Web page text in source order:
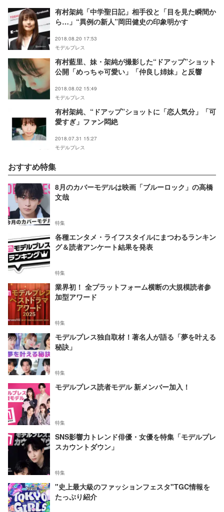
有村架純「中学聖日記」相手役と「目を見た瞬間か
ら…」“異例の新人”岡田健史の印象明かす
2018.08.20 17:53
モデルプレス
有村藍里、妹・架純が撮影した“ドアップ”ショット
公開「めっちゃ可愛い」「仲良し姉妹」と反響
2018.08.02 15:49
モデルプレス
有村架純、“ドアップ”ショットに「恋人気分」「可
愛すぎ」ファン悶絶
2018.07.31 15:27
モデルプレス
おすすめ特集
8月のカバーモデルは映画「ブルーロック」の高橋
文哉
特集
各種エンタメ・ライフスタイルにまつわるランキン
グ＆読者アンケート結果を発表
特集
業界初！ 全プラットフォーム横断の大規模読者参
加型アワード
特集
モデルプレス独自取材！著名人が語る「夢を叶える
秘訣」
特集
モデルプレス読者モデル 新メンバー加入！
特集
SNS影響力トレンド俳優・女優を特集「モデルプレ
スカウントダウン」
特集
"史上最大級のファッションフェスタ"TGC情報を
たっぷり紹介